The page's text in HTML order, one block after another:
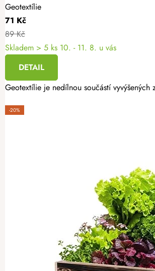
Geotextílie
71 Kč
89 Kč
Skladem > 5 ks 10. - 11. 8. u vás
DETAIL
Geotextílie je nedílnou součástí
-20%